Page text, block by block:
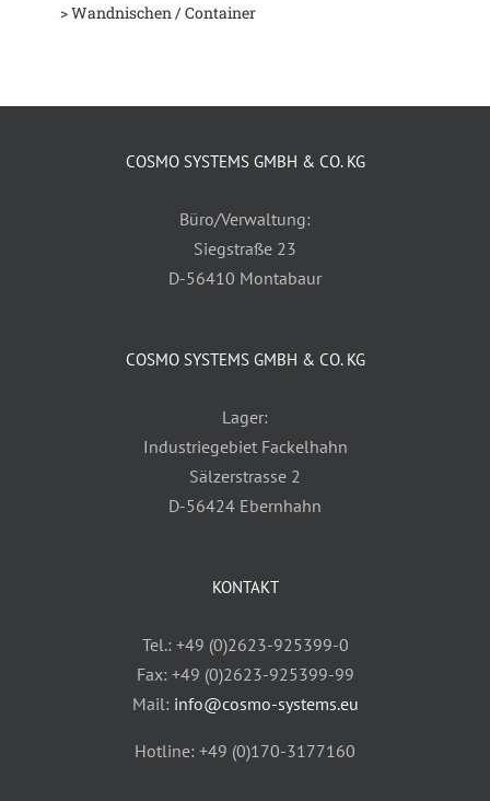
> Wandnischen / Container
COSMO SYSTEMS GMBH & CO. KG
Büro/Verwaltung:
Siegstraße 23
D-56410 Montabaur
COSMO SYSTEMS GMBH & CO. KG
Lager:
Industriegebiet Fackelhahn
Sälzerstrasse 2
D-56424 Ebernhahn
KONTAKT
Tel.: +49 (0)2623-925399-0
Fax: +49 (0)2623-925399-99
Mail: info@cosmo-systems.eu
Hotline: +49 (0)170-3177160